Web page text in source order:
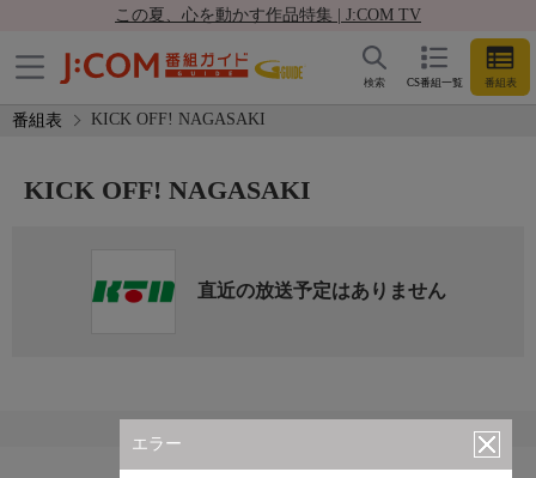
この夏、心を動かす作品特集 | J:COM TV
CS番組一覧 番組表
検索
番組表 KICK OFF! NAGASAKI
エラー
KICK OFF! NAGASAKI
直近の放送予定はありません